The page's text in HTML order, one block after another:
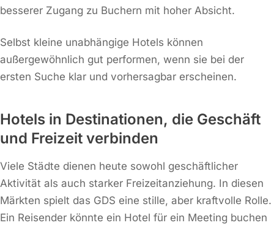
besserer Zugang zu Buchern mit hoher Absicht.
Selbst kleine unabhängige Hotels können
außergewöhnlich gut performen, wenn sie bei der
ersten Suche klar und vorhersagbar erscheinen.
Hotels in Destinationen, die Geschäft
und Freizeit verbinden
Viele Städte dienen heute sowohl geschäftlicher
Aktivität als auch starker Freizeitanziehung. In diesen
Märkten spielt das GDS eine stille, aber kraftvolle Rolle.
Ein Reisender könnte ein Hotel für ein Meeting buchen